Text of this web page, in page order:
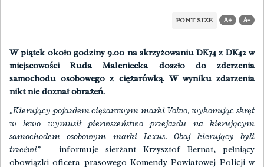
FONT SIZE A+ A-
W piątek około godziny 9.00 na skrzyżowaniu DK74 z DK42 w
miejscowości Ruda Maleniecka doszło do zderzenia
samochodu osobowego z ciężarówką. W wyniku zdarzenia
nikt nie doznał obrażeń.
„Kierujący pojazdem ciężarowym marki Volvo, wykonując skręt
w lewo wymusił pierwszeństwo przejazdu na kierującym
samochodem osobowym marki Lexus. Obaj kierujący byli
trzeźwi” – informuje sierżant Krzysztof Bernat, pełniący
obowiązki oficera prasowego Komendy Powiatowej Policji w